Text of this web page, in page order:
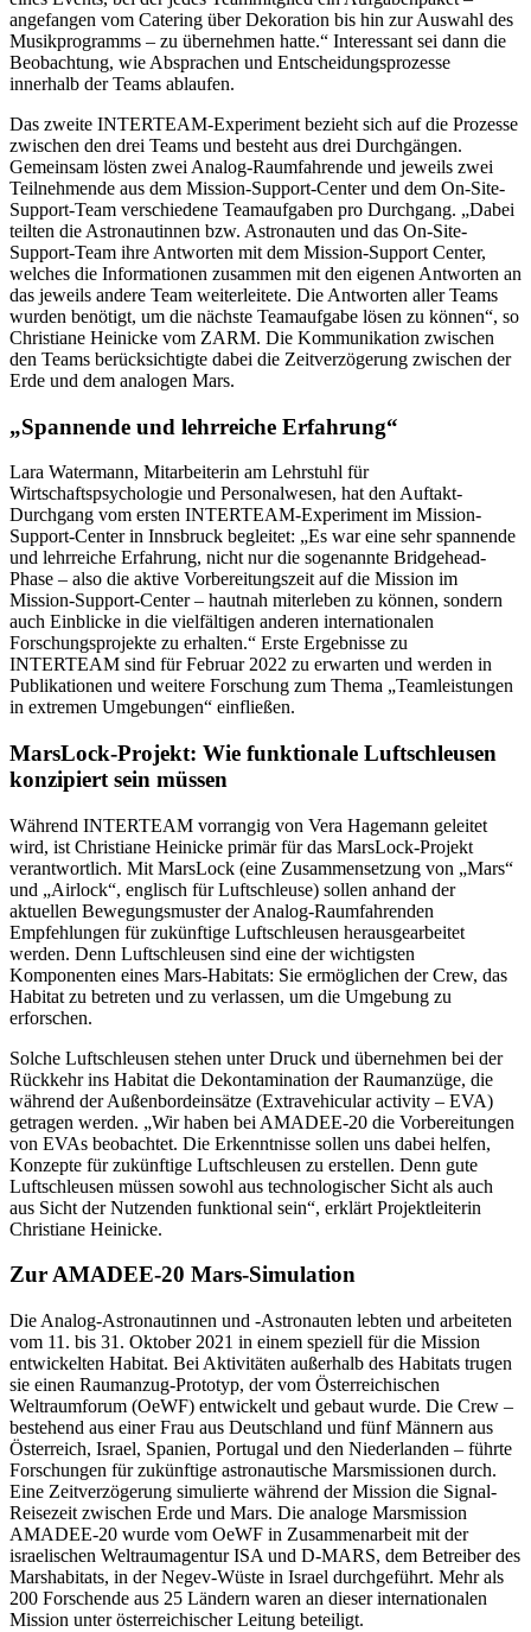
angefangen vom Catering über Dekoration bis hin zur Auswahl des
Musikprogramms – zu übernehmen hatte.“ Interessant sei dann die
Beobachtung, wie Absprachen und Entscheidungsprozesse
innerhalb der Teams ablaufen.
Das zweite INTERTEAM-Experiment bezieht sich auf die Prozesse
zwischen den drei Teams und besteht aus drei Durchgängen.
Gemeinsam lösten zwei Analog-Raumfahrende und jeweils zwei
Teilnehmende aus dem Mission-Support-Center und dem On-Site-
Support-Team verschiedene Teamaufgaben pro Durchgang. „Dabei
teilten die Astronautinnen bzw. Astronauten und das On-Site-
Support-Team ihre Antworten mit dem Mission-Support Center,
welches die Informationen zusammen mit den eigenen Antworten an
das jeweils andere Team weiterleitete. Die Antworten aller Teams
wurden benötigt, um die nächste Teamaufgabe lösen zu können“, so
Christiane Heinicke vom ZARM. Die Kommunikation zwischen
den Teams berücksichtigte dabei die Zeitverzögerung zwischen der
Erde und dem analogen Mars.
„Spannende und lehrreiche Erfahrung“
Lara Watermann, Mitarbeiterin am Lehrstuhl für
Wirtschaftspsychologie und Personalwesen, hat den Auftakt-
Durchgang vom ersten INTERTEAM-Experiment im Mission-
Support-Center in Innsbruck begleitet: „Es war eine sehr spannende
und lehrreiche Erfahrung, nicht nur die sogenannte Bridgehead-
Phase – also die aktive Vorbereitungszeit auf die Mission im
Mission-Support-Center – hautnah miterleben zu können, sondern
auch Einblicke in die vielfältigen anderen internationalen
Forschungsprojekte zu erhalten.“ Erste Ergebnisse zu
INTERTEAM sind für Februar 2022 zu erwarten und werden in
Publikationen und weitere Forschung zum Thema „Teamleistungen
in extremen Umgebungen“ einfließen.
MarsLock-Projekt: Wie funktionale Luftschleusen
konzipiert sein müssen
Während INTERTEAM vorrangig von Vera Hagemann geleitet
wird, ist Christiane Heinicke primär für das MarsLock-Projekt
verantwortlich. Mit MarsLock (eine Zusammensetzung von „Mars“
und „Airlock“, englisch für Luftschleuse) sollen anhand der
aktuellen Bewegungsmuster der Analog-Raumfahrenden
Empfehlungen für zukünftige Luftschleusen herausgearbeitet
werden. Denn Luftschleusen sind eine der wichtigsten
Komponenten eines Mars-Habitats: Sie ermöglichen der Crew, das
Habitat zu betreten und zu verlassen, um die Umgebung zu
erforschen.
Solche Luftschleusen stehen unter Druck und übernehmen bei der
Rückkehr ins Habitat die Dekontamination der Raumanzüge, die
während der Außenbordeinsätze (Extravehicular activity – EVA)
getragen werden. „Wir haben bei AMADEE-20 die Vorbereitungen
von EVAs beobachtet. Die Erkenntnisse sollen uns dabei helfen,
Konzepte für zukünftige Luftschleusen zu erstellen. Denn gute
Luftschleusen müssen sowohl aus technologischer Sicht als auch
aus Sicht der Nutzenden funktional sein“, erklärt Projektleiterin
Christiane Heinicke.
Zur AMADEE-20 Mars-Simulation
Die Analog-Astronautinnen und -Astronauten lebten und arbeiteten
vom 11. bis 31. Oktober 2021 in einem speziell für die Mission
entwickelten Habitat. Bei Aktivitäten außerhalb des Habitats trugen
sie einen Raumanzug-Prototyp, der vom Österreichischen
Weltraumforum (OeWF) entwickelt und gebaut wurde. Die Crew –
bestehend aus einer Frau aus Deutschland und fünf Männern aus
Österreich, Israel, Spanien, Portugal und den Niederlanden – führte
Forschungen für zukünftige astronautische Marsmissionen durch.
Eine Zeitverzögerung simulierte während der Mission die Signal-
Reisezeit zwischen Erde und Mars. Die analoge Marsmission
AMADEE-20 wurde vom OeWF in Zusammenarbeit mit der
israelischen Weltraumagentur ISA und D-MARS, dem Betreiber des
Marshabitats, in der Negev-Wüste in Israel durchgeführt. Mehr als
200 Forschende aus 25 Ländern waren an dieser internationalen
Mission unter österreichischer Leitung beteiligt.